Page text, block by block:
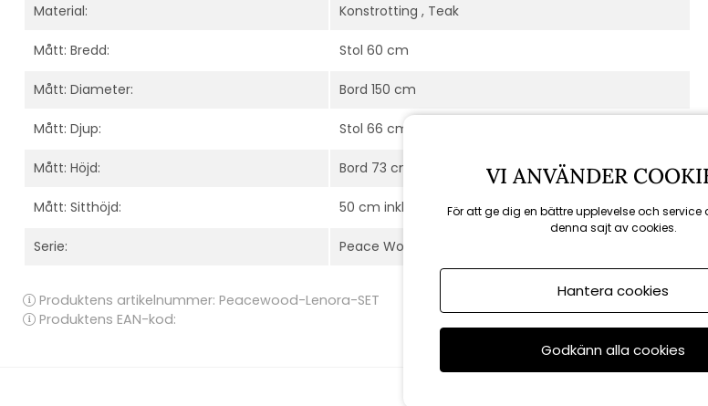
Material: Konstrotting , Teak
Mått: Bredd: Stol 60 cm
Mått: Diameter: Bord 150 cm
Mått: Djup: Stol 66 cm
Mått: Höjd: Bord 73 cm / stol 85 cm
Mått: Sitthöjd: 50 cm inkl. sittdyna
Serie: Peace Wood / Lenora
Produktens artikelnummer: Peacewood-Lenora-SET
Produktens EAN-kod:
VI ANVÄNDER
För att ge dig en bättre upplevelse och
denna sajt av cookies.
Hantera cookies
Godkänn alla cookies